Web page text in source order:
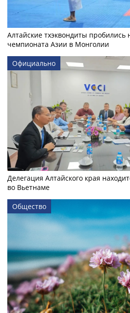
Алтайские тхэквондиты пробились
чемпионата Азии в Монголии
Официально
Делегация Алтайского края
во Вьетнаме
Общество